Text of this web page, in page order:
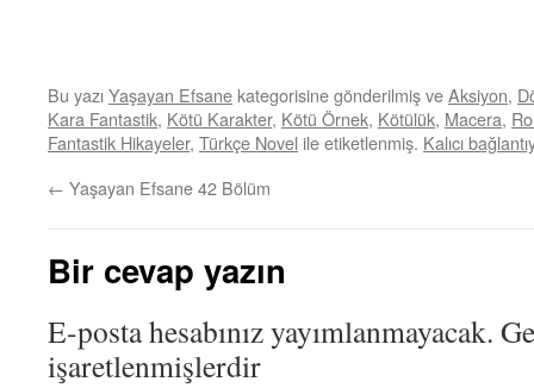
Bu yazıYaşayan Efsane kategorisine gönderilmiş veAksiyon,
Kara Fantastik, Kötü Karakter, Kötü Örnek, Kötülük, Macera,
Fantastik Hikayeler, Türkçe Novel ile etiketlenmiş. Kalıcı
← Yaşayan Efsane 42 Bölüm
Bir cevap yazın
E-posta hesabınız yayımlanmayacak.
işaretlenmişlerdir